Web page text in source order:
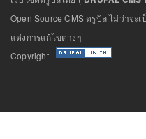
Open Source CMS ดรูปัล ไม่ว่าจ
แต่งการแก้ไขต่างๆ
Copyright